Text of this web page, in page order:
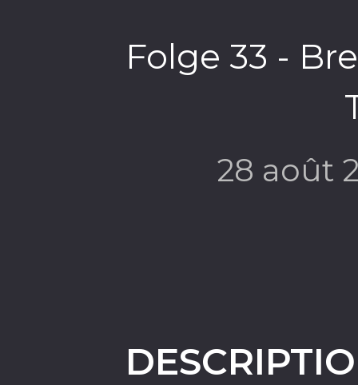
Folge 33 -
28 août